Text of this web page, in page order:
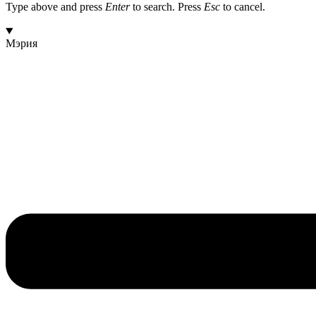
Type above and press Enterto search. Press Esc to cancel.
Мэрия